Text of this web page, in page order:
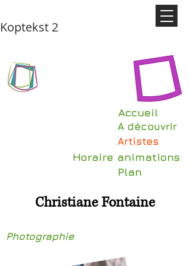
Koptekst 2
Accueil
A découvrir
Artistes
Horaire animations
Plan
Christiane Fontaine
Photographie